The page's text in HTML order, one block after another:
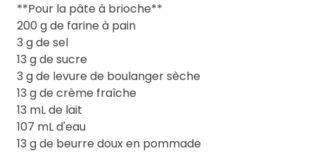
**Pour la pâte à brioche**
200 g de farine à pain
3 g de sel
13 g de sucre
3 g de levure de boulanger sèche
13 g de crème fraîche
13 mL de lait
107 mL d'eau
13 g de beurre doux en pommade